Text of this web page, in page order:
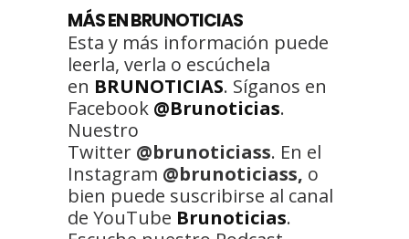
MÁS EN BRUNOTICIAS
Esta y más información puede
leerla, verla o escúchela
en BRUNOTICIAS. Síganos en
Facebook @Brunoticias.
Nuestro
Twitter @brunoticiass. En el
Instagram @brunoticiass, o
bien puede suscribirse al canal
de YouTube Brunoticias.